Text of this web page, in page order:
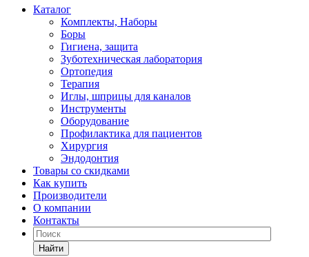
Каталог
Комплекты, Наборы
Боры
Гигиена, защита
Зуботехническая лаборатория
Ортопедия
Терапия
Иглы, шприцы для каналов
Инструменты
Оборудование
Профилактика для пациентов
Хирургия
Эндодонтия
Товары со скидками
Как купить
Производители
О компании
Контакты
Найти